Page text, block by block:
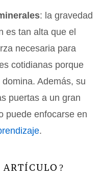
: la gravedad
es tan alta que el
necesaria para
cotidianas porque
domina. Además, su
puertas a un gran
puede enfocarse en
.
?